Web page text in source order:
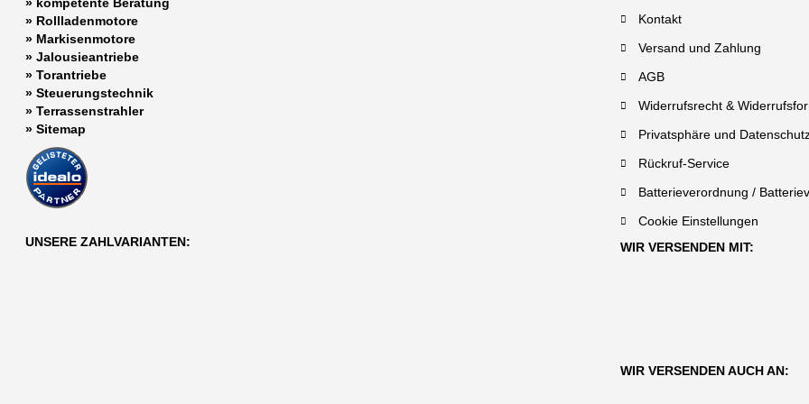
» Rollladenmotore
» Markisenmotore
»Jalousieantriebe
»Torantriebe
» Steuerungstechnik
»Terrassenstrahler
»Sitemap
Kontakt
Versand und Zahlung
AGB
Widerrufsrecht &
Privatsphäre und
Rückruf-Service
Batterieverordnung /
Cookie Einstellungen
UNSERE ZAHLVARIANTEN:
WIR VERSENDEN MIT:
WIR VERSENDEN AUCH AN: